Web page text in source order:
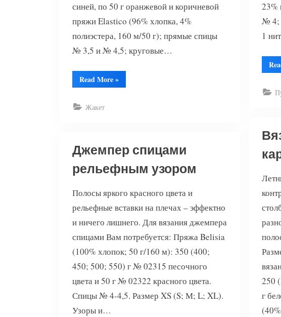
синей, по 50 г оранжевой и коричневой
пряжи Elastico (96% хлопка, 4%
полиэстера, 160 м/50 г); прямые спицы
№ 3,5 и № 4,5; круговые…
Read More“Вязание
жакета
»
Жакет
23%
№ 4;
1
250
г
Джемпер спицами
рельефным узором
Полосы яркого красного цвета и
рельефные вставки на плечах – эффектно
и ничего лишнего. Для вязания джемпера
спицами Вам потребуется: Пряжа Belisia
(100% хлопок; 50 г/160 м): 350 (400;
450; 500; 550) г № 02315 песочного
цвета и 50 г № 02322 красного цвета.
Спицы № 4-4,5. Размер XS (S; М; L; XL).
Узоры и…